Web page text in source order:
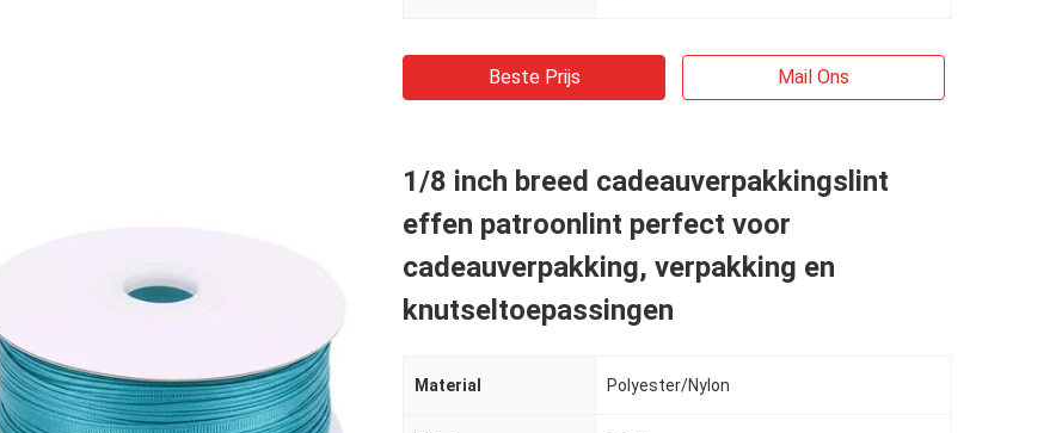
Beste Prijs Mail Ons
1/8 inch breed cadeauverpakkingslint
effen patroonlint perfect voor
cadeauverpakking, verpakking en
knutseltoepassingen
Material Polyester/Nylon